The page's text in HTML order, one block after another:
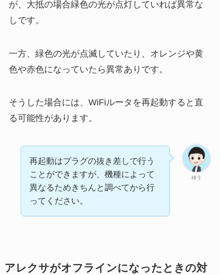
が、大抵の場合緑色の光が点灯していれば異常な
しです。
一方、緑色の光が点滅していたり、オレンジや黄
色や赤色になっていたら異常ありです。
そうした場合には、WiFiルータを再起動すると直
る可能性があります。
ゆう
再起動はプラグの抜き差しで行う
ことができますが、機種によって
異なるためきちんと調べてから行
ってください。
アレクサがオフラインになったときの対